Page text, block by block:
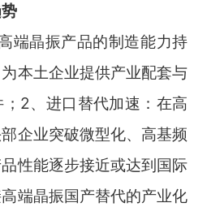
端晶振产品的制造能力持
本土企业提供产业配套与
2、进口替代加速：在高
企业突破微型化、高基频
性能逐步接近或达到国际
端晶振国产替代的产业化